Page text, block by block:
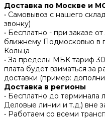
Доставка по Москве и
• Самовывоз с нашего
звонку)
• Бесплатно - при заказе
ближнему Подмосковью в
Кольца
• За пределы МБК тариф
плата будет взиматься за
доставки (пример:
Доставка в регионы
• Бесплатно до
Деловые линии и т.д.) вне
• Работаем со всеми